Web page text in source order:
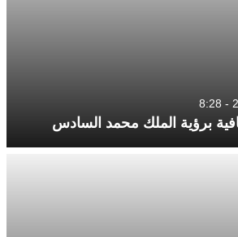
برؤية الملك محمد السادس